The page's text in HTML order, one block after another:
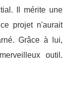
Il mérite une
projet n'aurait
Grâce à lui,
outil.